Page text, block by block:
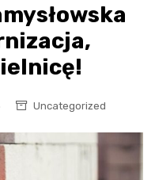
Uncategorized